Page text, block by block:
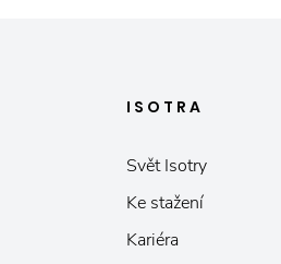
ISOTRA
Svět Isotry
Ke stažení
Kariéra